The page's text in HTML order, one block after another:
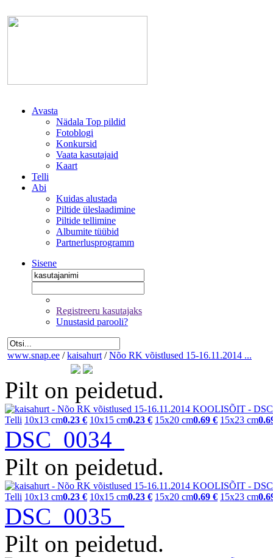
Avasta
Nädala Top pildid
Fotoblogi
Konkursid
Vaata kasutajaid
Kaart
Telli
Abi
Kuidas alustada
Piltide üleslaadimine
Piltide tellimine
Albumite tüübid
Partnerlusprogramm
Sisene
Registreeru kasutajaks
Unustasid parooli?
www.snap.ee / kaisahurt / Nõo RK võistlused 15-16.11.2014 ...
Pilt on peidetud.
Telli 10x13 cm0.23 € 10x15 cm0.23 € 15x20 cm0.69 € 15x23 cm
DSC_0034
Pilt on peidetud.
Telli 10x13 cm0.23 € 10x15 cm0.23 € 15x20 cm0.69 € 15x23 cm
DSC_0035
Pilt on peidetud.